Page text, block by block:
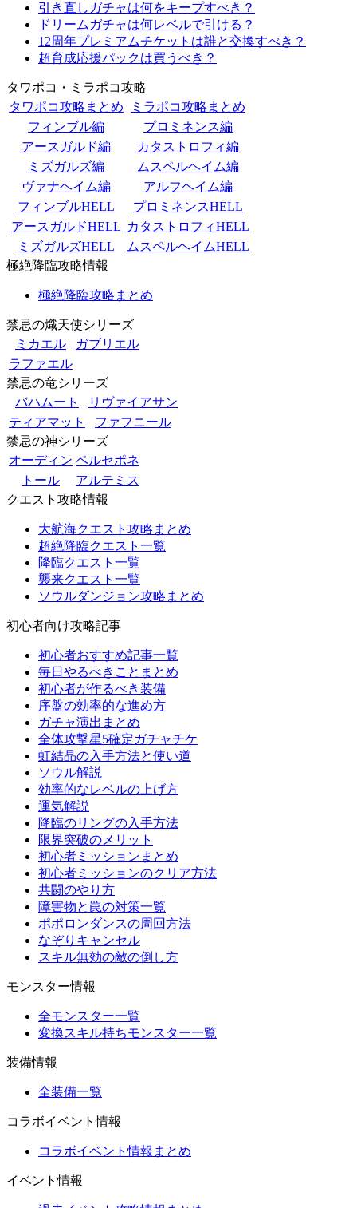
引き直しガチャは何をキープすべき？
ドリームガチャは何レベルで引ける？
12周年プレミアムチケットは誰と交換すべき？
超育成応援パックは買うべき？
タワポコ・ミラポコ攻略
タワポコ攻略まとめ
ミラポコ攻略まとめ
フィンブル編
プロミネンス編
アースガルド編
カタストロフィ編
ミズガルズ編
ムスペルヘイム編
ヴァナヘイム編
アルフヘイム編
フィンブルHELL
プロミネンスHELL
アースガルドHELL カタストロフィHELL
ミズガルズHELL
ムスペルヘイムHELL
極絶降臨攻略情報
極絶降臨攻略まとめ
禁忌の熾天使シリーズ
ミカエル
ガブリエル
ラファエル
禁忌の竜シリーズ
バハムート
リヴァイアサン
ティアマット
ファフニール
禁忌の神シリーズ
オーディン ペルセポネ
トール
アルテミス
クエスト攻略情報
大航海クエスト攻略まとめ
超絶降臨クエスト一覧
降臨クエスト一覧
襲来クエスト一覧
ソウルダンジョン攻略まとめ
初心者向け攻略記事
初心者おすすめ記事一覧
毎日やるべきことまとめ
初心者が作るべき装備
序盤の効率的な進め方
ガチャ演出まとめ
全体攻撃星5確定ガチャチケ
虹結晶の入手方法と使い道
ソウル解説
効率的なレベルの上げ方
運気解説
降臨のリングの入手方法
限界突破のメリット
初心者ミッションまとめ
初心者ミッションのクリア方法
共闘のやり方
障害物と罠の対策一覧
ポポロンダンスの周回方法
なぞりキャンセル
スキル無効の敵の倒し方
モンスター情報
全モンスター一覧
変換スキル持ちモンスター一覧
装備情報
全装備一覧
コラボイベント情報
コラボイベント情報まとめ
イベント情報